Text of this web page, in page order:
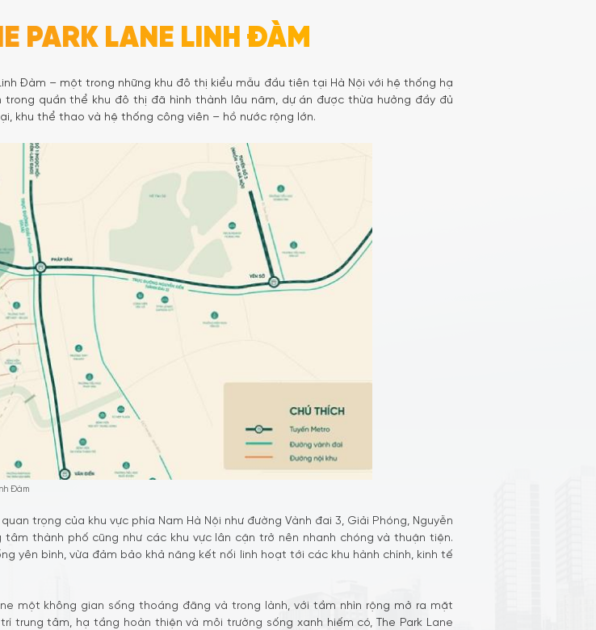
PARK LANE LINH ĐÀM
Đàm – một trong những khu đô thị kiểu mẫu đầu tiên tại Hà Nội với hệ thống hạ
quần thể khu đô thị đã hình thành lâu năm, dự án được thừa hưởng đầy đủ
khu thể thao và hệ thống công viên – hồ nước rộng lớn.
Đàm
trọng của khu vực phía Nam Hà Nội như đường Vành đai 3, Giải Phóng, Nguyễn
tâm thành phố cũng như các khu vực lân cận trở nên nhanh chóng và thuận tiện.
yên bình, vừa đảm bảo khả năng kết nối linh hoạt tới các khu hành chính, kinh tế
một không gian sống thoáng đãng và trong lành, với tầm nhìn rộng mở ra mặt
trung tâm, hạ tầng hoàn thiện và môi trường sống xanh hiếm có, The Park Lane